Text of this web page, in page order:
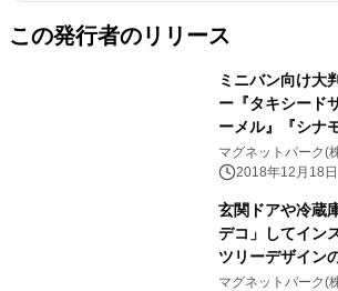
この発行者のリリース
ミニバン向け大
ー『タキシード
ーメル』『シナ
中！ かわいいサ
ドライブに出か
マグネットパーク(
2018年12月18
玄関ドアや冷蔵
デコ」してイン
ツリーデザイン
売！
マグネットパーク(